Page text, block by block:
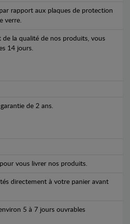
rapport aux plaques de protection
verre.
de la qualité de nos produits, vous
14 jours.
de 2 ans.
vous livrer nos produits.
directement à votre panier avant
5 à 7 jours ouvrables